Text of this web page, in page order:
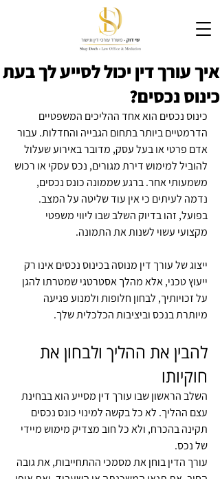
איך עורך דין יכול לסייע לך בעת
כינוס נכסים?
כינוס נכסים הוא אחד ההליכים המשפטיים
הדרמטיים ביותר בתחום הגבייה והחדלות. עבור
אדם פרטי או בעל עסק, מדובר באירוע שעלול
להוביל למימוש דירת מגורים, נכס עסקי או רכוש
משמעותי אחר. ברגע שממונה כונס נכסים,
נדמה לעיתים כי אין עוד שליטה על המצב.
בפועל, זהו בדיוק השלב שבו ליווי משפטי
מקצועי עשוי לשנות את התמונה.
ייצוג של עורך דין מנוסה בכינוס נכסים אינו רק
ייעוץ טכני, אלא מהלך אסטרטגי שמטרתו להגן
על זכויותיך, לבחון חלופות ולמנוע פגיעה
מיותרת בנכס וביציבות הכלכלית שלך.
להבין את ההליך ולבחון את
חוקיותו
השלב הראשון שבו עורך דין מסייע הוא בבחינת
עצם ההליך. לא כל בקשה למינוי כונס נכסים
תקינה בהכרח, ולא כל חוב מצדיק מימוש מיידי
של נכס.
עורך הדין בוחן את מסמכי ההתחייבות, את גובה